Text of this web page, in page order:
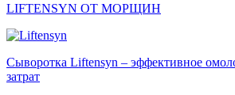
LIFTENSYN ОТ МОРЩИН
Сыворотка Liftensyn – эффективное
затрат